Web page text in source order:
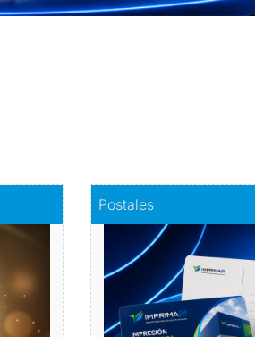
Postales
Dale vida a tus
con nuestras
Comprar